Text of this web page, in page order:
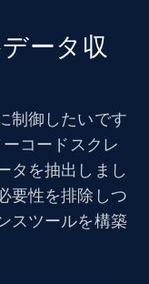
ータ収
制御したいです
コードスクレ
タを抽出しまし
要性を排除しつ
スツールを構築